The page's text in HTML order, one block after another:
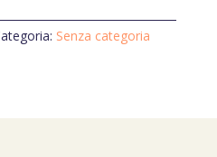
Senza categoria